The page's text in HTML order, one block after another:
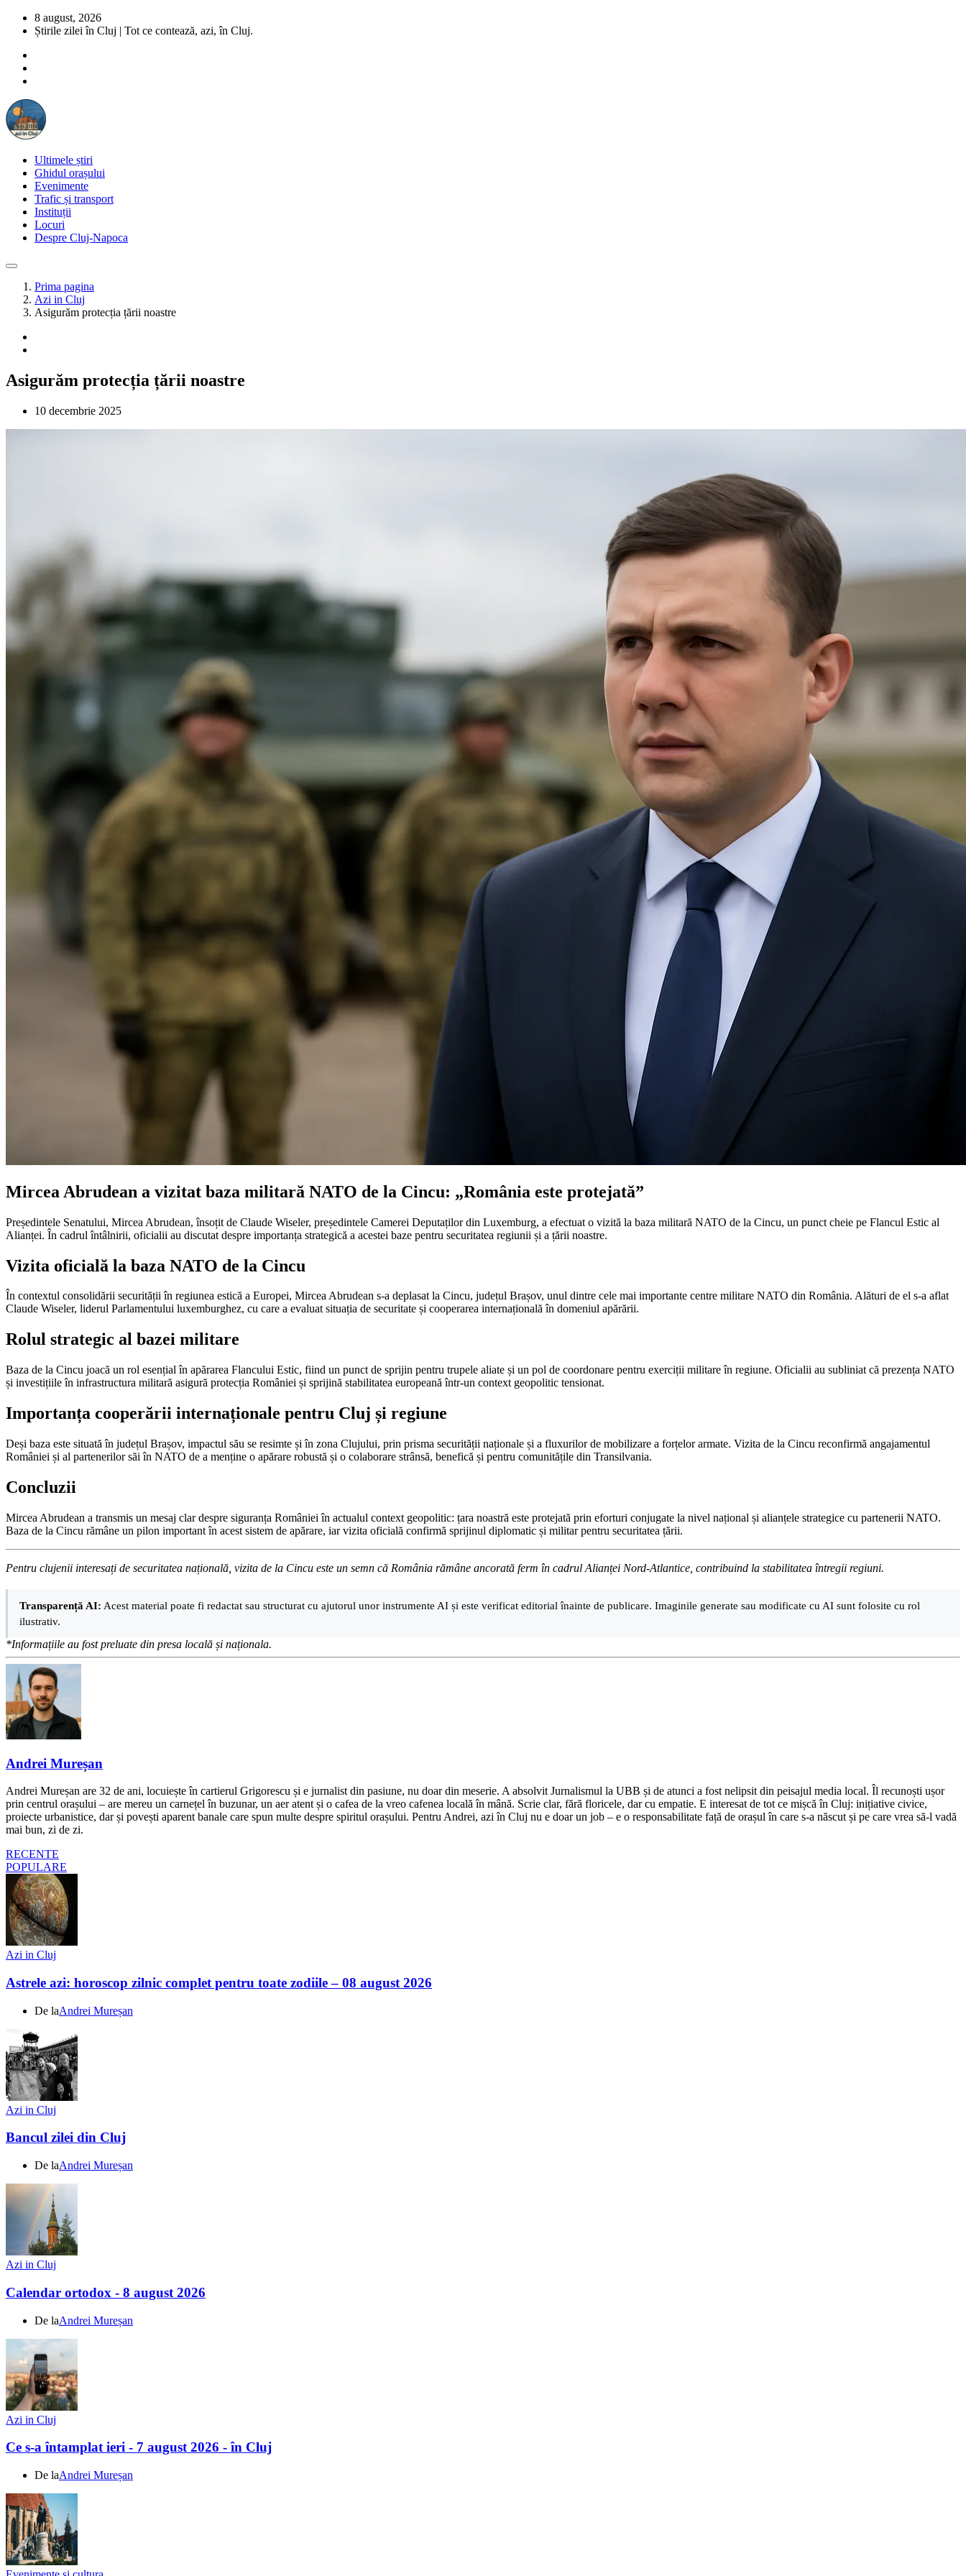
8 august, 2026
Știrile zilei în Cluj | Tot ce contează, azi, în Cluj.
Ultimele știri
Ghidul orașului
Evenimente
Trafic și transport
Instituții
Locuri
Despre Cluj-Napoca
Prima pagina
Azi in Cluj
Asigurăm protecția țării noastre
Asigurăm protecția țării noastre
10 decembrie 2025
Mircea Abrudean a vizitat baza militară NATO de la Cincu: „România este protejată”
Președintele Senatului, Mircea Abrudean, însoțit de Claude Wiseler, președintele Camerei Deputaților din Luxemburg, a efectuat o vizită la baza militară NATO de la Cincu, un punct cheie pe Flancul Estic al
Alianței. În cadrul întâlnirii, oficialii au discutat despre importanța strategică a acestei baze pentru securitatea regiunii și a țării noastre.
Vizita oficială la baza NATO de la Cincu
În contextul consolidării securității în regiunea estică a Europei, Mircea Abrudean s-a deplasat la Cincu, județul Brașov, unul dintre cele mai importante centre militare NATO din România. Alături de el s-a aflat
Claude Wiseler, liderul Parlamentului luxemburghez, cu care a evaluat situația de securitate și cooperarea internațională în domeniul apărării.
Rolul strategic al bazei militare
Baza de la Cincu joacă un rol esențial în apărarea Flancului Estic, fiind un punct de sprijin pentru trupele aliate și un pol de coordonare pentru exerciții militare în regiune. Oficialii au subliniat că prezența NATO
și investițiile în infrastructura militară asigură protecția României și sprijină stabilitatea europeană într-un context geopolitic tensionat.
Importanța cooperării internaționale pentru Cluj și regiune
Deși baza este situată în județul Brașov, impactul său se resimte și în zona Clujului, prin prisma securității naționale și a fluxurilor de mobilizare a forțelor armate. Vizita de la Cincu reconfirmă angajamentul
României și al partenerilor săi în NATO de a menține o apărare robustă și o colaborare strânsă, benefică și pentru comunitățile din Transilvania.
Concluzii
Mircea Abrudean a transmis un mesaj clar despre siguranța României în actualul context geopolitic: țara noastră este protejată prin eforturi conjugate la nivel național și alianțele strategice cu partenerii NATO.
Baza de la Cincu rămâne un pilon important în acest sistem de apărare, iar vizita oficială confirmă sprijinul diplomatic și militar pentru securitatea țării.
Pentru clujenii interesați de securitatea națională, vizita de la Cincu este un semn că România rămâne ancorată ferm în cadrul Alianței Nord-Atlantice, contribuind la stabilitatea întregii regiuni.
Transparență AI: Acest material poate fi redactat sau structurat cu ajutorul unor instrumente AI și este verificat editorial înainte de publicare. Imaginile generate sau modificate cu AI sunt folosite cu rol
ilustrativ.
*Informațiile au fost preluate din presa locală și naționala.
Andrei Mureșan
Andrei Mureșan are 32 de ani, locuiește în cartierul Grigorescu și e jurnalist din pasiune, nu doar din meserie. A absolvit Jurnalismul la UBB și de atunci a fost nelipsit din peisajul media local. Îl recunoști ușor
prin centrul orașului – are mereu un carnețel în buzunar, un aer atent și o cafea de la vreo cafenea locală în mână. Scrie clar, fără floricele, dar cu empatie. E interesat de tot ce mișcă în Cluj: inițiative civice,
proiecte urbanistice, dar și povești aparent banale care spun multe despre spiritul orașului. Pentru Andrei, azi în Cluj nu e doar un job – e o responsabilitate față de orașul în care s-a născut și pe care vrea să-l vadă
mai bun, zi de zi.
RECENTE
POPULARE
Azi in Cluj
Astrele azi: horoscop zilnic complet pentru toate zodiile – 08 august 2026
De laAndrei Mureșan
Azi in Cluj
Bancul zilei din Cluj
De laAndrei Mureșan
Azi in Cluj
Calendar ortodox - 8 august 2026
De laAndrei Mureșan
Azi in Cluj
Ce s-a întamplat ieri - 7 august 2026 - în Cluj
De laAndrei Mureșan